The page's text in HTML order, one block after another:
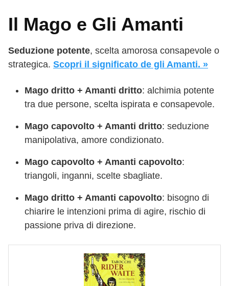
Il Mago e Gli Amanti
Seduzione potente, scelta amorosa consapevole o
strategica. Scopri il significato de gli Amanti. »
Mago dritto + Amanti dritto: alchimia potente
tra due persone, scelta ispirata e consapevole.
Mago capovolto + Amanti dritto: seduzione
manipolativa, amore condizionato.
Mago capovolto + Amanti capovolto:
triangoli, inganni, scelte sbagliate.
Mago dritto + Amanti capovolto: bisogno di
chiarire le intenzioni prima di agire, rischio di
passione priva di direzione.